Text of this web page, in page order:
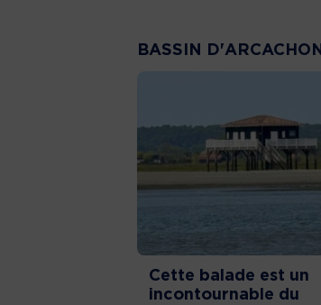
BASSIN D'ARCACHON
Cette balade est un
incontournable du